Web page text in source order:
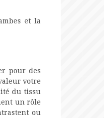
et la
pour des
votre
du tissu
un rôle
ou